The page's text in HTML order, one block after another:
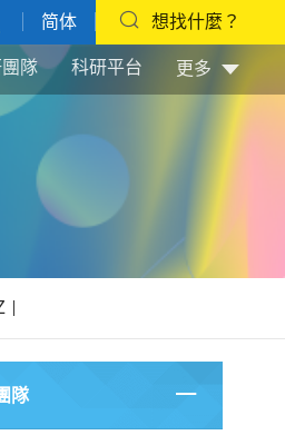
简体 想找什麼？
隊 科研平台 更多
隊